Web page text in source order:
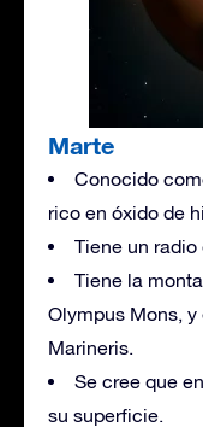
Marte
Conocido
rico en óxido de
Tiene un radio
Tiene la
Olympus Mons,
Marineris.
Se cree que
su superficie.